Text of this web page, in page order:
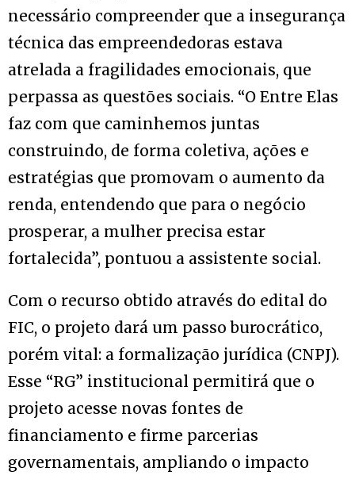
necessário compreender que a insegurança
técnica das empreendedoras estava
atrelada a fragilidades emocionais, que
perpassa as questões sociais. “O Entre Elas
faz com que caminhemos juntas
construindo, de forma coletiva, ações e
estratégias que promovam o aumento da
renda, entendendo que para o negócio
prosperar, a mulher precisa estar
fortalecida”, pontuou a assistente social.
Com o recurso obtido através do edital do
FIC, o projeto dará um passo burocrático,
porém vital: a formalização jurídica (CNPJ).
Esse “RG” institucional permitirá que o
projeto acesse novas fontes de
financiamento e firme parcerias
governamentais, ampliando o impacto